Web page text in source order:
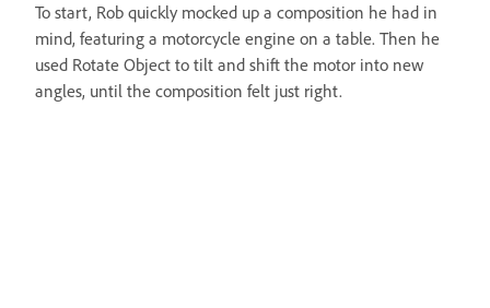
To start, Rob quickly mocked up a composition he had in
mind, featuring a motorcycle engine on a table. Then he
used Rotate Object to tilt and shift the motor into new
angles, until the composition felt just right.